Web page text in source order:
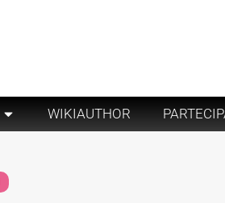
WIKIAUTHOR